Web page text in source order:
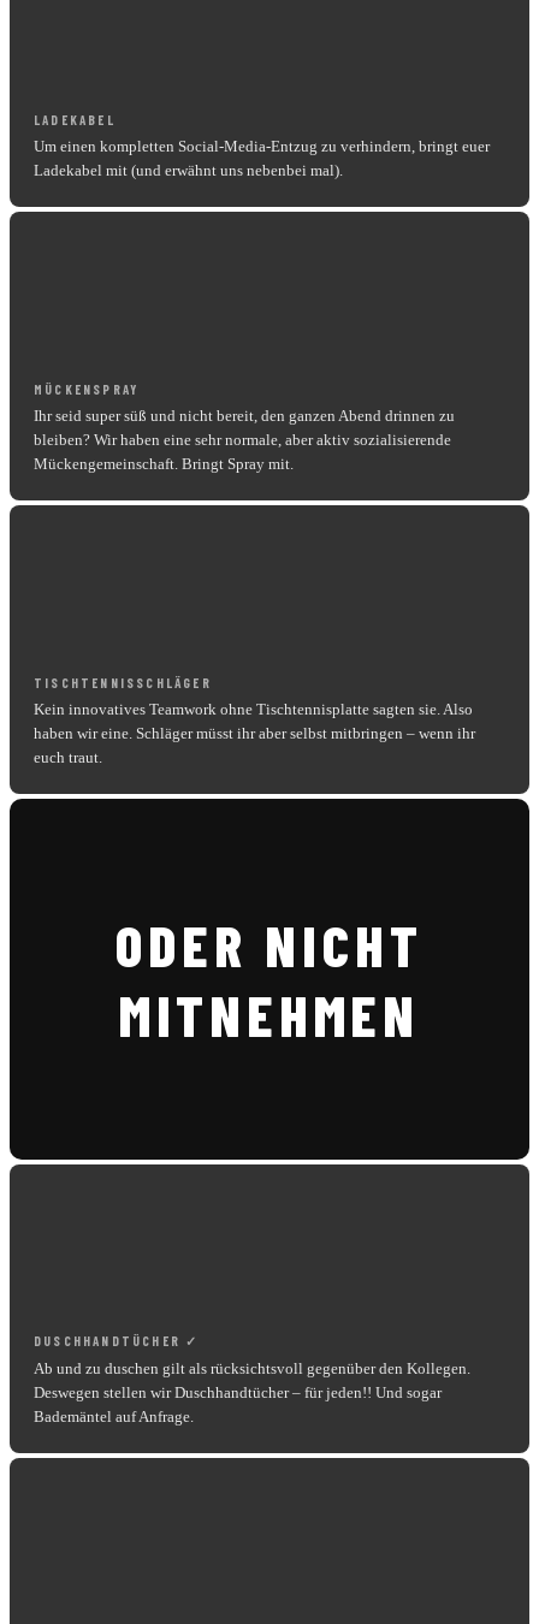
LADEKABEL
Um einen kompletten Social-Media-Entzug zu verhindern, bringt euer
Ladekabel mit (und erwähnt uns nebenbei mal).
MÜCKENSPRAY
Ihr seid super süß und nicht bereit, den ganzen Abend drinnen zu
bleiben? Wir haben eine sehr normale, aber aktiv sozialisierende
Mückengemeinschaft. Bringt Spray mit.
TISCHTENNISSCHLÄGER
Kein innovatives Teamwork ohne Tischtennisplatte sagten sie. Also
haben wir eine. Schläger müsst ihr aber selbst mitbringen – wenn ihr
euch traut.
ODER NICHT
MITNEHMEN
DUSCHHANDTÜCHER ✓
Ab und zu duschen gilt als rücksichtsvoll gegenüber den Kollegen.
Deswegen stellen wir Duschhandtücher – für jeden!! Und sogar
Bademäntel auf Anfrage.